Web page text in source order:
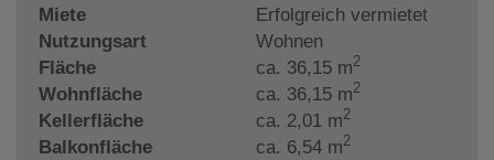
Miete
Erfolgreich vermietet
Nutzungsart
Wohnen
Fläche
ca. 36,15 m2
Wohnfläche ca. 36,15 m2
Kellerfläche ca. 2,01 m2
Balkonfläche ca. 6,54 m2